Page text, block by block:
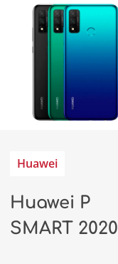
Huawei
Huawei P
SMART 2020